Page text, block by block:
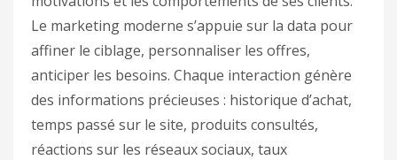
Le marketing moderne s’appuie sur la data pour
affiner le ciblage, personnaliser les offres,
anticiper les besoins. Chaque interaction génère
des informations précieuses : historique d’achat,
temps passé sur le site, produits consultés,
réactions sur les réseaux sociaux, taux